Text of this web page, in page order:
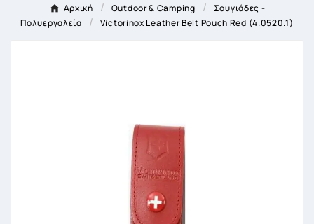
Αρχική Outdoor & Camping
Σουγιάδες -
Πολυεργαλεία
Victorinox Leather Belt Pouch Red (4.0520.1)
Ακύρωση Δημιουργία λίστα επιθυμητών